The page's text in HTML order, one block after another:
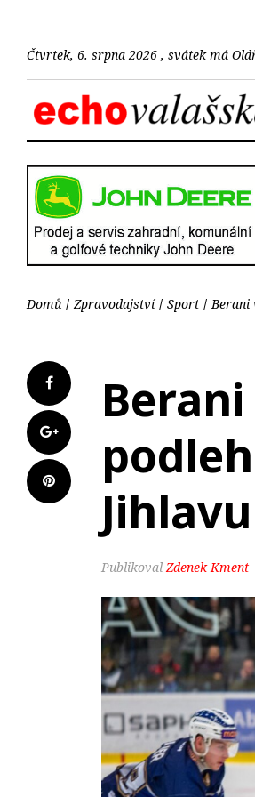
Čtvrtek, 6. srpna 2026 , svátek má
Domů Zpravodajství Sport Berani
Jihlavu
Zdenek Kment